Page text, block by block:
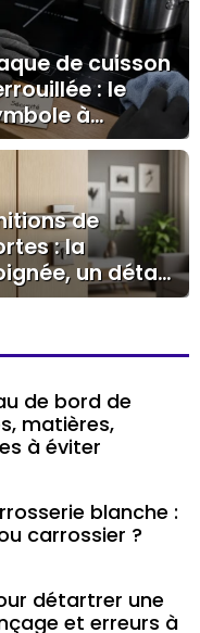
de cuisson
: le
à
et la
méthode
de
: la
un détail
valorise la
de bord de
matières,
à éviter
blanche :
carrossier ?
détartrer une
et erreurs à